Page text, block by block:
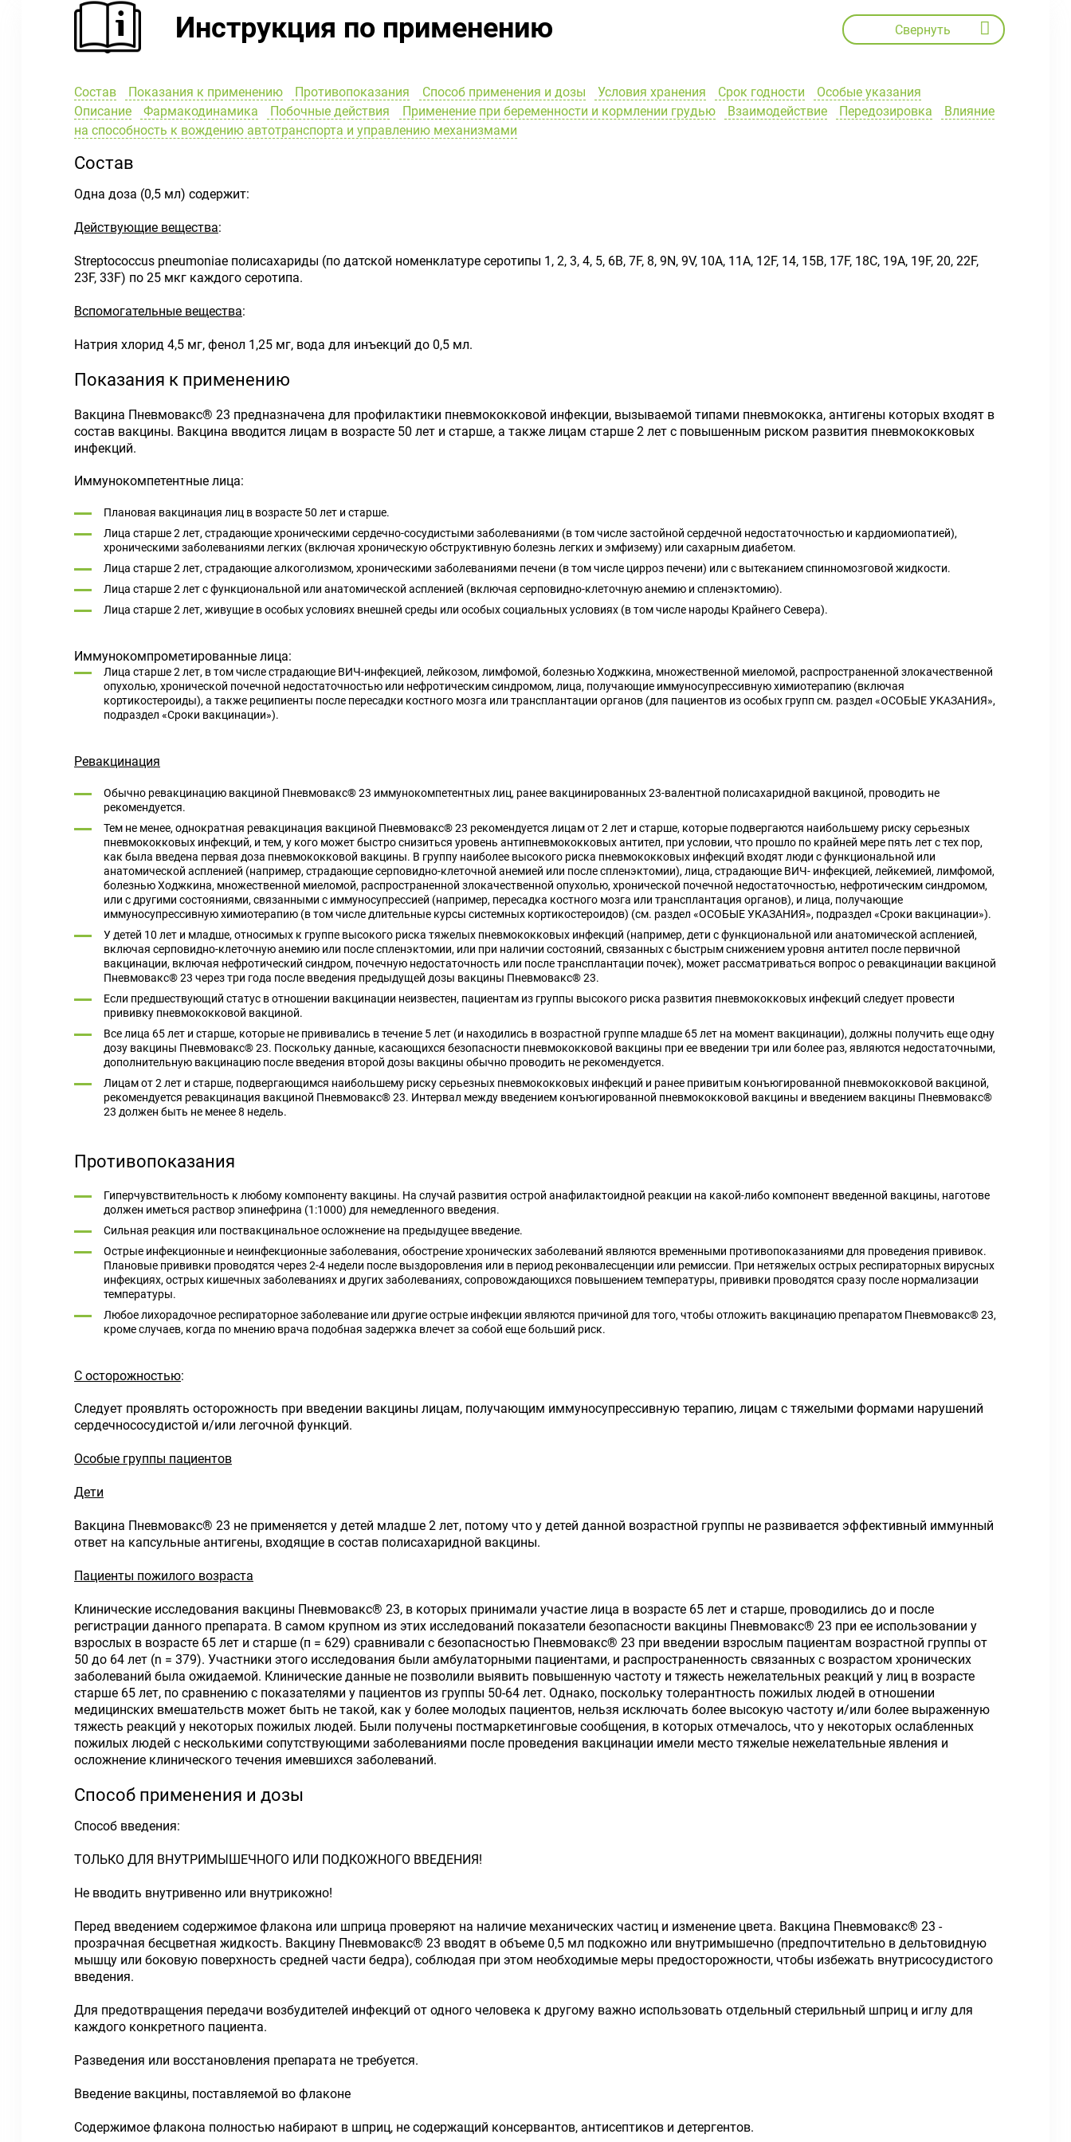
Инструкция по применению Свернуть
Состав Показания к применению Противопоказания Способ применения и дозы Условия хранения Срок годности
Особые указания
Описание
Фармакодинамика Побочные действия Применение при беременности и кормлении грудью Взаимодействие Передозировка
Влияние
на способность к вождению автотранспорта и управлению механизмами
Состав
Одна доза (0,5 мл) содержит:
Действующие вещества:
Streptococcus pneumoniae полисахариды (по датской номенклатуре серотипы 1, 2, 3, 4, 5, 6В, 7F, 8, 9N, 9V, 10А, 11А, 12F, 14, 15В, 17F, 18С, 19А, 19F, 20, 22F,
23F, 33F) по 25 мкг каждого серотипа.
Вспомогательные вещества:
Натрия хлорид 4,5 мг, фенол 1,25 мг, вода для инъекций до 0,5 мл.
Показания к применению
Вакцина Пневмовакс® 23 предназначена для профилактики пневмококковой инфекции, вызываемой типами пневмококка, антигены которых входят в
состав вакцины. Вакцина вводится лицам в возрасте 50 лет и старше, а также лицам старше 2 лет с повышенным риском развития пневмококковых
инфекций.
Иммунокомпетентные лица:
Плановая вакцинация лиц в возрасте 50 лет и старше.
Лица старше 2 лет, страдающие хроническими сердечно-сосудистыми заболеваниями (в том числе застойной сердечной недостаточностью и кардиомиопатией),
хроническими заболеваниями легких (включая хроническую обструктивную болезнь легких и эмфизему) или сахарным диабетом.
Лица старше 2 лет, страдающие алкоголизмом, хроническими заболеваниями печени (в том числе цирроз печени) или с вытеканием спинномозговой жидкости.
Лица старше 2 лет с функциональной или анатомической аспленией (включая серповидно-клеточную анемию и спленэктомию).
Лица старше 2 лет, живущие в особых условиях внешней среды или особых социальных условиях (в том числе народы Крайнего Севера).
Иммунокомпрометированные лица:
Лица старше 2 лет, в том числе страдающие ВИЧ-инфекцией, лейкозом, лимфомой, болезнью Ходжкина, множественной миеломой, распространенной злокачественной
опухолью, хронической почечной недостаточностью или нефротическим синдромом, лица, получающие иммуносупрессивную химиотерапию (включая
кортикостероиды), а также реципиенты после пересадки костного мозга или трансплантации органов (для пациентов из особых групп см. раздел «ОСОБЫЕ УКАЗАНИЯ»,
подраздел «Сроки вакцинации»).
Ревакцинация
Обычно ревакцинацию вакциной Пневмовакс® 23 иммунокомпетентных лиц, ранее вакцинированных 23-валентной полисахаридной вакциной, проводить не
рекомендуется.
Тем не менее, однократная ревакцинация вакциной Пневмовакс® 23 рекомендуется лицам от 2 лет и старше, которые подвергаются наибольшему риску серьезных
пневмококковых инфекций, и тем, у кого может быстро снизиться уровень антипневмококковых антител, при условии, что прошло по крайней мере пять лет с тех пор,
как была введена первая доза пневмококковой вакцины. В группу наиболее высокого риска пневмококковых инфекций входят люди с функциональной или
анатомической аспленией (например, страдающие серповидно-клеточной анемией или после спленэктомии), лица, страдающие ВИЧ- инфекцией, лейкемией, лимфомой,
болезнью Ходжкина, множественной миеломой, распространенной злокачественной опухолью, хронической почечной недостаточностью, нефротическим синдромом,
или с другими состояниями, связанными с иммуносупрессией (например, пересадка костного мозга или трансплантация органов), и лица, получающие
иммуносупрессивную химиотерапию (в том числе длительные курсы системных кортикостероидов) (см. раздел «ОСОБЫЕ УКАЗАНИЯ», подраздел «Сроки вакцинации»).
У детей 10 лет и младше, относимых к группе высокого риска тяжелых пневмококковых инфекций (например, дети с функциональной или анатомической аспленией,
включая серповидно-клеточную анемию или после спленэктомии, или при наличии состояний, связанных с быстрым снижением уровня антител после первичной
вакцинации, включая нефротический синдром, почечную недостаточность или после трансплантации почек), может рассматриваться вопрос о ревакцинации вакциной
Пневмовакс® 23 через три года после введения предыдущей дозы вакцины Пневмовакс® 23.
Если предшествующий статус в отношении вакцинации неизвестен, пациентам из группы высокого риска развития пневмококковых инфекций следует провести
прививку пневмококковой вакциной.
Все лица 65 лет и старше, которые не прививались в течение 5 лет (и находились в возрастной группе младше 65 лет на момент вакцинации), должны получить еще одну
дозу вакцины Пневмовакс® 23. Поскольку данные, касающихся безопасности пневмококковой вакцины при ее введении три или более раз, являются недостаточными,
дополнительную вакцинацию после введения второй дозы вакцины обычно проводить не рекомендуется.
Лицам от 2 лет и старше, подвергающимся наибольшему риску серьезных пневмококковых инфекций и ранее привитым конъюгированной пневмококковой вакциной,
рекомендуется ревакцинация вакциной Пневмовакс® 23. Интервал между введением конъюгированной пневмококковой вакцины и введением вакцины Пневмовакс®
23 должен быть не менее 8 недель.
Противопоказания
Гиперчувствительность к любому компоненту вакцины. На случай развития острой анафилактоидной реакции на какой-либо компонент введенной вакцины, наготове
должен иметься раствор эпинефрина (1:1000) для немедленного введения.
Сильная реакция или поствакцинальное осложнение на предыдущее введение.
Острые инфекционные и неинфекционные заболевания, обострение хронических заболеваний являются временными противопоказаниями для проведения прививок.
Плановые прививки проводятся через 2-4 недели после выздоровления или в период реконвалесценции или ремиссии. При нетяжелых острых респираторных вирусных
инфекциях, острых кишечных заболеваниях и других заболеваниях, сопровождающихся повышением температуры, прививки проводятся сразу после нормализации
температуры.
Любое лихорадочное респираторное заболевание или другие острые инфекции являются причиной для того, чтобы отложить вакцинацию препаратом Пневмовакс® 23,
кроме случаев, когда по мнению врача подобная задержка влечет за собой еще больший риск.
С осторожностью:
Следует проявлять осторожность при введении вакцины лицам, получающим иммуносупрессивную терапию, лицам с тяжелыми формами нарушений
сердечно­сосудистой и/или легочной функций.
Особые группы пациентов
Дети
Вакцина Пневмовакс® 23 не применяется у детей младше 2 лет, потому что у детей данной возрастной группы не развивается эффективный иммунный
ответ на капсульные антигены, входящие в состав полисахаридной вакцины.
Пациенты пожилого возраста
Клинические исследования вакцины Пневмовакс® 23, в которых принимали участие лица в возрасте 65 лет и старше, проводились до и после
регистрации данного препарата. В самом крупном из этих исследований показатели безопасности вакцины Пневмовакс® 23 при ее использовании у
взрослых в возрасте 65 лет и старше (п = 629) сравнивали с безопасностью Пневмовакс® 23 при введении взрослым пациентам возрастной группы от
50 до 64 лет (n = 379). Участники этого исследования были амбулаторными пациентами, и распространенность связанных с возрастом хронических
заболеваний была ожидаемой. Клинические данные не позволили выявить повышенную частоту и тяжесть нежелательных реакций у лиц в возрасте
старше 65 лет, по сравнению с показателями у пациентов из группы 50-64 лет. Однако, поскольку толерантность пожилых людей в отношении
медицинских вмешательств может быть не такой, как у более молодых пациентов, нельзя исключать более высокую частоту и/или более выраженную
тяжесть реакций у некоторых пожилых людей. Были получены постмаркетинговые сообщения, в которых отмечалось, что у некоторых ослабленных
пожилых людей с несколькими сопутствующими заболеваниями после проведения вакцинации имели место тяжелые нежелательные явления и
осложнение клинического течения имевшихся заболеваний.
Способ применения и дозы
Способ введения:
ТОЛЬКО ДЛЯ ВНУТРИМЫШЕЧНОГО ИЛИ ПОДКОЖНОГО ВВЕДЕНИЯ!
Не вводить внутривенно или внутрикожно!
Перед введением содержимое флакона или шприца проверяют на наличие механических частиц и изменение цвета. Вакцина Пневмовакс® 23 -
прозрачная бесцветная жидкость. Вакцину Пневмовакс® 23 вводят в объеме 0,5 мл подкожно или внутримышечно (предпочтительно в дельтовидную
мышцу или боковую поверхность средней части бедра), соблюдая при этом необходимые меры предосторожности, чтобы избежать внутрисосудистого
введения.
Для предотвращения передачи возбудителей инфекций от одного человека к другому важно использовать отдельный стерильный шприц и иглу для
каждого конкретного пациента.
Разведения или восстановления препарата не требуется.
Введение вакцины, поставляемой во флаконе
Содержимое флакона полностью набирают в шприц, не содержащий консервантов, антисептиков и детергентов.